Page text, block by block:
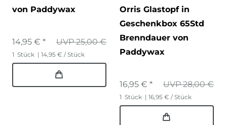
von Paddywax
UVP 25,00 €
14,95 € *
1 Stück | 14,95 € / Stück
Orris Glastopf in
Geschenkbox 65Std
Brenndauer von
Paddywax
UVP 28,00 €
16,95 € *
1 Stück | 16,95 € / Stück